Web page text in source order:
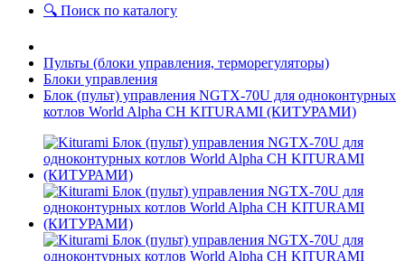
🔍 Поиск по каталогу
Пульты (блоки управления, терморегуляторы)
Блоки управления
Блок (пульт) управления NGTX-70U для одноконтурных
котлов World Alpha CH KITURAMI (КИТУРАМИ)